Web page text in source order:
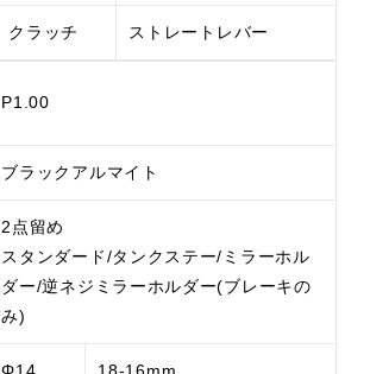
クラッチ ストレートレバー
P1.00
ブラックアルマイト
2点留め
スタンダード/タンクステー/ミラーホル
ダー/逆ネジミラーホルダー(ブレーキの
み)